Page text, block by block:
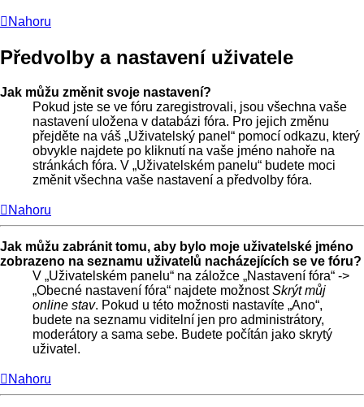
Nahoru
Předvolby a nastavení uživatele
Jak můžu změnit svoje nastavení?
Pokud jste se ve fóru zaregistrovali, jsou všechna vaše
nastavení uložena v databázi fóra. Pro jejich změnu
přejděte na váš „Uživatelský panel“ pomocí odkazu, který
obvykle najdete po kliknutí na vaše jméno nahoře na
stránkách fóra. V „Uživatelském panelu“ budete moci
změnit všechna vaše nastavení a předvolby fóra.
Nahoru
Jak můžu zabránit tomu, aby bylo moje uživatelské jméno
zobrazeno na seznamu uživatelů nacházejících se ve fóru?
V „Uživatelském panelu“ na záložce „Nastavení fóra“ ->
„Obecné nastavení fóra“ najdete možnostSkrýt můj
online stav. Pokud u této možnosti nastavíte „Ano“,
budete na seznamu viditelní jen pro administrátory,
moderátory a sama sebe. Budete počítán jako skrytý
uživatel.
Nahoru